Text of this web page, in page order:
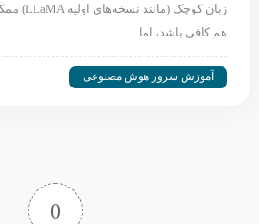
هم کافی باشد، اما…
آموزش سرور هوش مصنوعی
0